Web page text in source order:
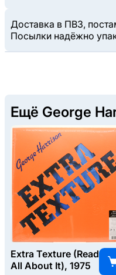
Доставка в ПВЗ,
Посылки надёжно
Ещё George
Extra Texture (Read
All About It), 1975